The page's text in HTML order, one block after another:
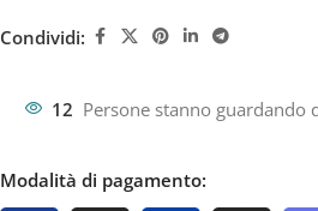
Condividi:
12 Persone stanno guardando
Modalità di pagamento: